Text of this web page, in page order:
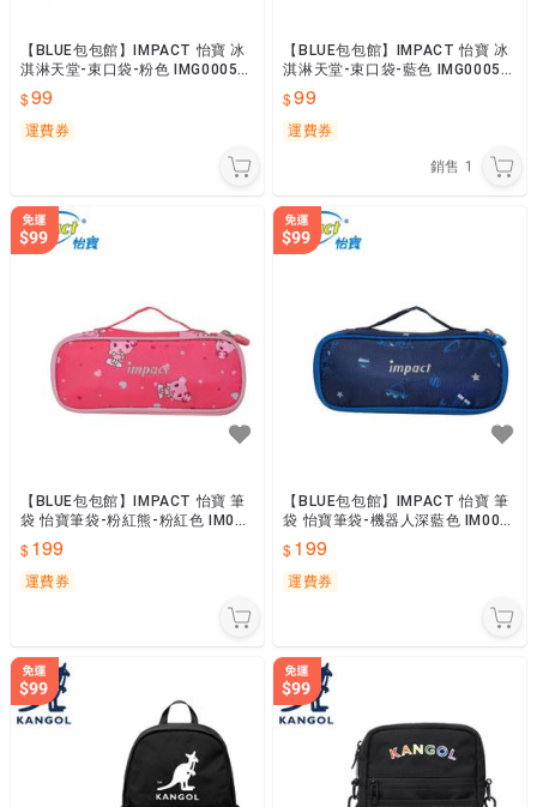
【BLUE包包館】IMPACT 怡寶 冰
淇淋天堂-束口袋-粉色 IMG0005P
99
運費券
【BLUE包包館】IMPACT 怡寶 冰
淇淋天堂-束口袋-藍色 IMG0005N
Y 束口後背包
99
運費券
銷售 1
【BLUE包包館】IMPACT 怡寶 筆
袋 怡寶筆袋-粉紅熊-粉紅色 IM00L
07PK
199
運費券
【BLUE包包館】IMPACT 怡寶 筆
袋 怡寶筆袋-機器人深藍色 IM00L
07NY
199
運費券